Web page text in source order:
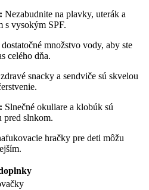
Nezabudnite na plavky, uterák a
s vysokým SPF.
množstvo vody, aby ste
celého dňa.
snacky a⁣ sendviče sú skvelou
Slnečné okuliare a ⁣klobúk ‍sú
pred slnkom.
hračky pre deti môžu